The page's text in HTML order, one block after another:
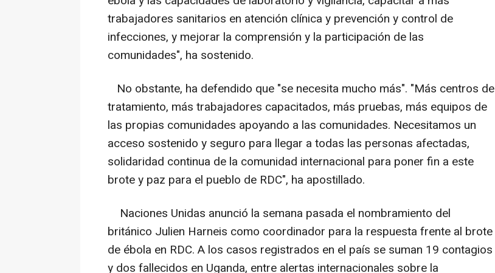
trabajadores sanitarios en atención clínica y prevención y control de
infecciones, y mejorar la comprensión y la participación de las
comunidades", ha sostenido.
No obstante, ha defendido que "se necesita mucho más". "Más centros de
tratamiento, más trabajadores capacitados, más pruebas, más equipos de
las propias comunidades apoyando a las comunidades. Necesitamos un
acceso sostenido y seguro para llegar a todas las personas afectadas,
solidaridad continua de la comunidad internacional para poner fin a este
brote y paz para el pueblo de RDC", ha apostillado.
Naciones Unidas anunció la semana pasada el nombramiento del
británico Julien Harneis como coordinador para la respuesta frente al brote
de ébola en RDC. A los casos registrados en el país se suman 19 contagios
y dos fallecidos en Uganda, entre alertas internacionales sobre la